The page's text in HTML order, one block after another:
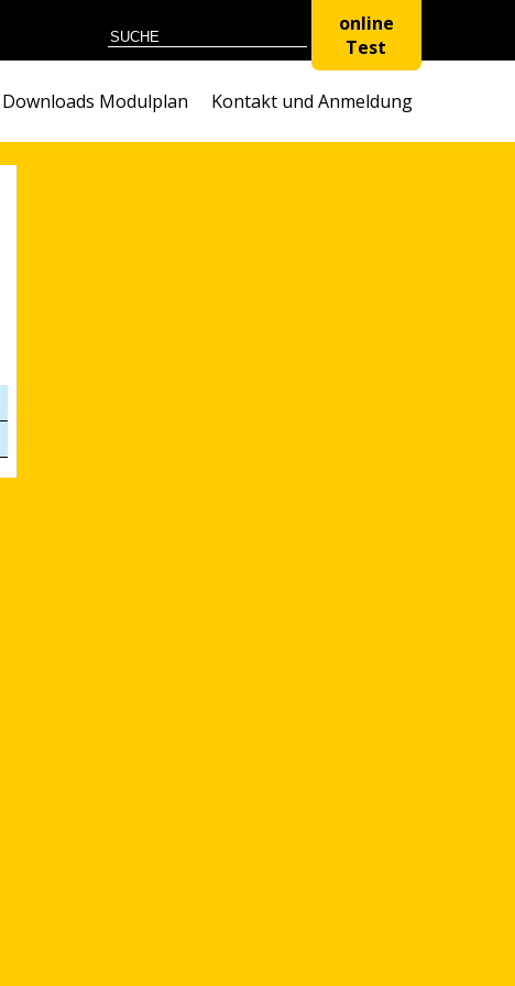
online
Test
Downloads Modulplan Kontakt und Anmeldung